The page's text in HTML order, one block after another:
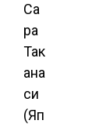
Са
ра
Так
ана
си
(Яп